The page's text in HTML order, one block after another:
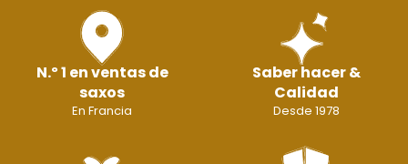
N.º 1 en ventas de
saxos
En Francia
Saber hacer &
Calidad
Desde 1978